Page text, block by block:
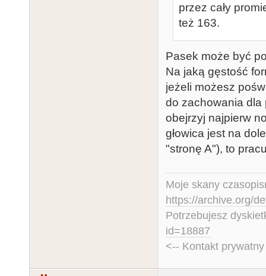
przez cały
też 163.
Pasek może być
Na jaką gęstość
jeżeli możesz
do zachowania dla
obejrzyj najpierw
głowica jest na
"stronę A"), to
Moje skany
https://archive.org/
Potrzebujesz
id=18887
<-- Kontakt